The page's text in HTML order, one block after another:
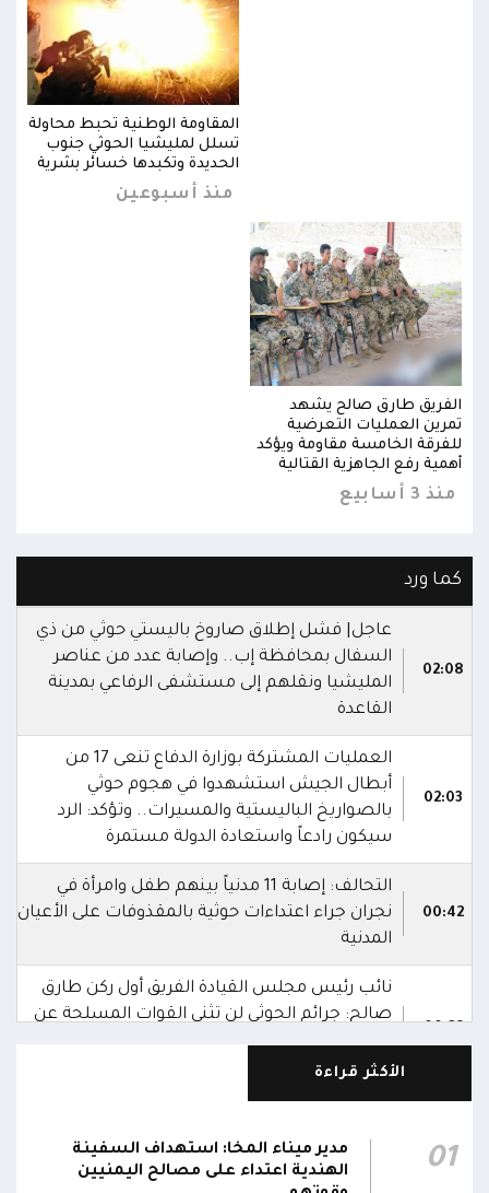
المقاومة الوطنية تحبط محاولة
تسلل لمليشيا الحوثي جنوب
الحديدة وتكبدها خسائر بشرية
منذ أسبوعين
الفريق طارق صالح يشهد
تمرين العمليات التعرضية
للفرقة الخامسة مقاومة ويؤكد
أهمية رفع الجاهزية القتالية
منذ 3 أسابيع
كما ورد
02:08
عاجل| فشل إطلاق صاروخ باليستي حوثي من ذي
السفال بمحافظة إب.. وإصابة عدد من عناصر
المليشيا ونقلهم إلى مستشفى الرفاعي بمدينة
القاعدة
02:03
العمليات المشتركة بوزارة الدفاع تنعى 17 من
أبطال الجيش استشهدوا في هجوم حوثي
بالصواريخ الباليستية والمسيرات.. وتؤكد: الرد
سيكون رادعاً واستعادة الدولة مستمرة
00:42
التحالف: إصابة 11 مدنياً بينهم طفل وامرأة في
نجران جراء اعتداءات حوثية بالمقذوفات على الأعيان
المدنية
نائب رئيس مجلس القيادة الفريق أول ركن طارق
صالح: جرائم الحوثي لن تثني القوات المسلحة عن
أداء واجبها الوطني واستعادة الدولة وعاصمتها
صنعاء
00:28
صالح يشيد بالروح القتالية العالية لكافة منتسبي
الفرقتين الأولى والثالثة وحسن التعامل مع الموقف
الأكثر قراءة
01
مدير ميناء المخا: استهداف السفينة
الهندية اعتداء على مصالح اليمنيين